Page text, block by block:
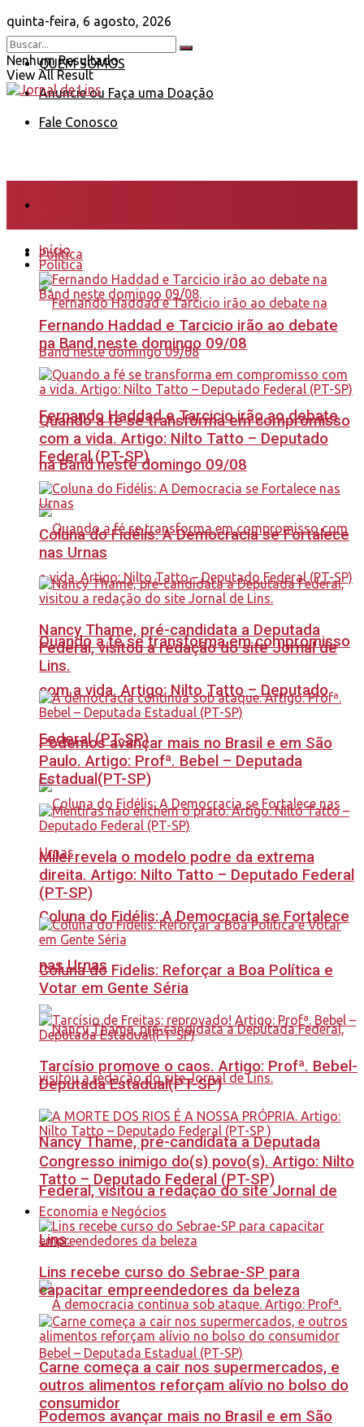
quinta-feira, 6 agosto, 2026
QUEM SOMOS
Anuncie ou Faça uma Doação
Fale Conosco
Nenhum Resultado
View All Result
Política
Fernando Haddad e Tarcicio irão ao debate
na Band neste domingo 09/08
Quando a fé se transforma em compromisso
com a vida. Artigo: Nilto Tatto – Deputado
Federal (PT-SP)
Coluna do Fidélis: A Democracia se Fortalece
nas Urnas
Nancy Thame, pré-candidata a Deputada
Federal, visitou a redação do site Jornal de
Lins.
Podemos avançar mais no Brasil e em São
Início
Política
Fernando Haddad e Tarcicio irão ao debate
na Band neste domingo 09/08
Quando a fé se transforma em compromisso
com a vida. Artigo: Nilto Tatto – Deputado
Federal (PT-SP)
Coluna do Fidélis: A Democracia se Fortalece
nas Urnas
Nancy Thame, pré-candidata a Deputada
Federal, visitou a redação do site Jornal de
Lins.
Podemos avançar mais no Brasil e em São
Paulo. Artigo: Profª. Bebel – Deputada
Estadual(PT-SP)
Milei revela o modelo podre da extrema
direita. Artigo: Nilto Tatto – Deputado Federal
(PT-SP)
Coluna do Fidelis: Reforçar a Boa Política e
Votar em Gente Séria
Tarcísio promove o caos. Artigo: Profª. Bebel-
Deputada Estadual(PT-SP)
Congresso inimigo do(s) povo(s). Artigo: Nilto
Tatto – Deputado Federal (PT-SP)
Economia e Negócios
Lins recebe curso do Sebrae-SP para
capacitar empreendedores da beleza
Carne começa a cair nos supermercados, e
outros alimentos reforçam alívio no bolso do
consumidor